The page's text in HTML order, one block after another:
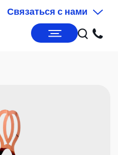
Связаться с нами